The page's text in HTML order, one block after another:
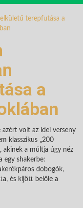
a
azért volt az idei verseny
klasszikus „200
akinek a múltja úgy néz
egy shakerbe:
dobogók,
és kijött belőle a